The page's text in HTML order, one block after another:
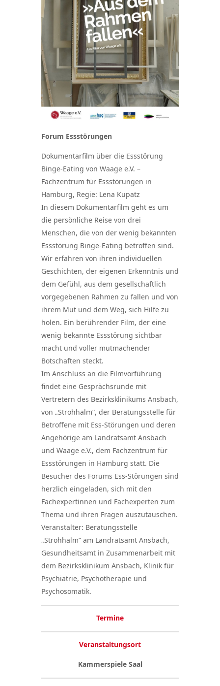
Forum Essstörungen
Dokumentarfilm über die Essstörung
Binge-Eating von Waage e.V. –
Fachzentrum für Essstörungen in
Hamburg, Regie: Lena Kupatz
In diesem Dokumentarfilm geht es um
die persönliche Reise von drei
Menschen, die von der wenig bekannten
Essstörung Binge-Eating betroffen sind.
Wir erfahren von ihren individuellen
Geschichten, der eigenen Erkenntnis und
dem Gefühl, aus dem gesellschaftlich
vorgegebenen Rahmen zu fallen und von
ihrem Mut und dem Weg, sich Hilfe zu
holen. Ein berührender Film, der eine
wenig bekannte Essstörung sichtbar
macht und voller mutmachender
Botschaften steckt.
Im Anschluss an die Filmvorführung
findet eine Gesprächsrunde mit
Vertretern des Bezirksklinikums Ansbach,
von „Strohhalm“, der Beratungsstelle für
Betroffene mit Ess-Störungen und deren
Angehörige am Landratsamt Ansbach
und Waage e.V., dem Fachzentrum für
Essstörungen in Hamburg statt. Die
Besucher des Forums Ess-Störungen sind
herzlich eingeladen, sich mit den
Fachexpertinnen und Fachexperten zum
Thema und ihren Fragen auszutauschen.
Veranstalter: Beratungsstelle
„Strohhalm“ am Landratsamt Ansbach,
Gesundheitsamt in Zusammenarbeit mit
dem Bezirksklinikum Ansbach, Klinik für
Psychiatrie, Psychotherapie und
Psychosomatik.
Termine
Veranstaltungsort
Kammerspiele Saal